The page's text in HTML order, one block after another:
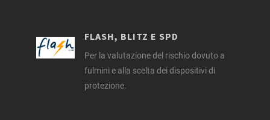
FLASH, BLITZ E SPD
Per la valutazione del rischio dovuto a
fulmini e alla scelta dei dispositivi di
protezione.